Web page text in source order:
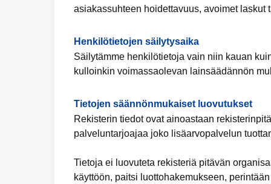
asiakassuhteen hoidettavuus, avoimet laskut
Henkilötietojen säilytysaika
Säilytämme henkilötietoja vain niin kauan
kulloinkin voimassaolevan lainsäädännön
Tietojen säännönmukaiset luovutukset
Rekisterin tiedot ovat ainoastaan
palveluntarjoajaa joko lisäarvopalvelun
Tietoja ei luovuteta rekisteriä pitävän
käyttöön, paitsi luottohakemukseen,